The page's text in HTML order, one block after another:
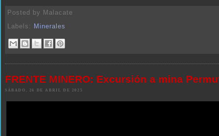
Posted by Malacate
Labels:
Minerales
FRENTE MINERO: Excursión a mina
SÁBADO, 26 DE ABRIL DE 2025